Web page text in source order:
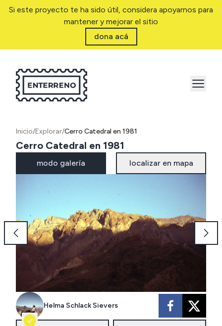
Si este proyecto te ha sido útil, considera apoyarnos para
mantener y mejorar el sitio
dona acá
Inicio/Explorar/Cerro Catedral en 1981
Cerro Catedral en 1981
modo galería localizar en mapa
Helma Schlack Sievers